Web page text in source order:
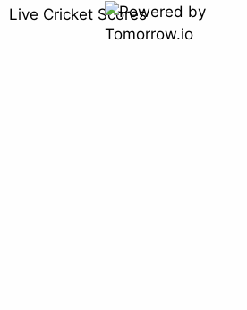
Live Cricket Scores